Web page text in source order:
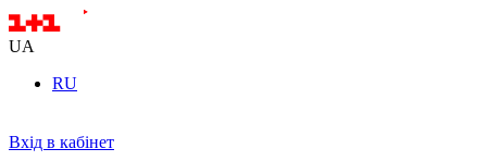
UA
RU
Вхід в кабінет